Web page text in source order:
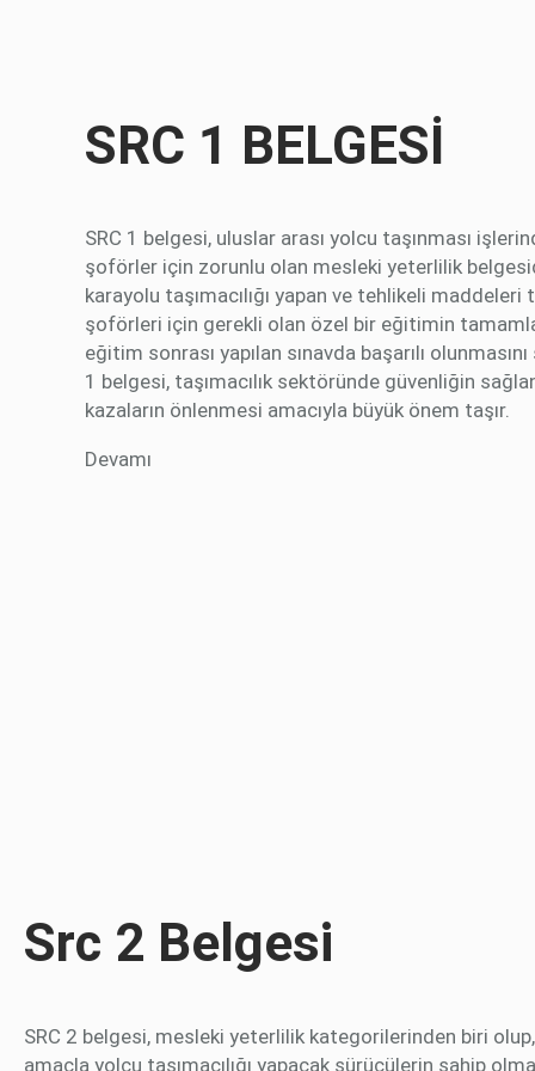
SRC 1 BELGESİ
SRC 1 belgesi, uluslar arası yolcu taşınması
şoförler için zorunlu olan mesleki yeterlilik
karayolu taşımacılığı yapan ve tehlikeli maddeleri
şoförleri için gerekli olan özel bir eğitimin
eğitim sonrası yapılan sınavda başarılı
1 belgesi, taşımacılık sektöründe güvenliğin
kazaların önlenmesi amacıyla büyük önem taşır.
Devamı
Src 2 Belgesi
SRC 2 belgesi, mesleki yeterlilik kategorilerinden biri
amaçla yolcu taşımacılığı yapacak sürücülerin sahip